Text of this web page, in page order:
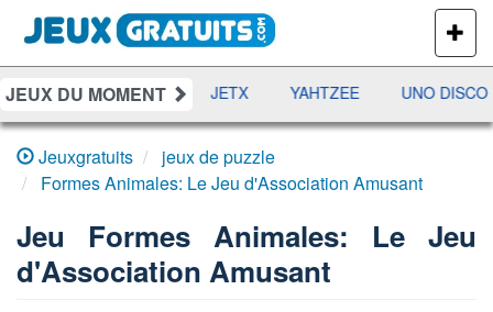
PLUS
DE
JEUX
JEUX DU MOMENT
DAMES RAMI JETX YAHTZEE UNO DISCO
Jeuxgratuits
jeux de puzzle
Formes Animales: Le Jeu d'Association Amusant
Jeu Formes Animales: Le Jeu
d'Association Amusant